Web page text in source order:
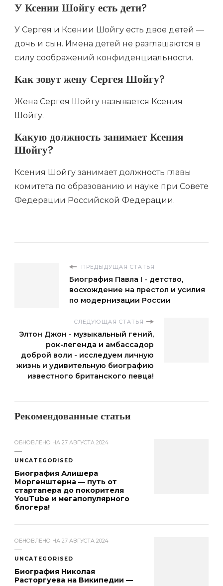
У Ксении Шойгу есть дети?
У Сергея и Ксении Шойгу есть двое детей —
дочь и сын. Имена детей не разглашаются в
силу соображений конфиденциальности.
Как зовут жену Сергея Шойгу?
Жена Сергея Шойгу называется Ксения
Шойгу.
Какую должность занимает Ксения
Шойгу?
Ксения Шойгу занимает должность главы
комитета по образованию и науке при Совете
Федерации Российской Федерации.
ПРЕДЫДУЩАЯ СТАТЬЯ
Биография Павла I - детство,
восхождение на престол и усилия
по модернизации России
СЛЕДУЮЩАЯ СТАТЬЯ
Элтон Джон - музыкальный гений,
рок-легенда и амбассадор
доброй воли - исследуем личную
жизнь и удивительную биографию
известного британского певца!
Рекомендованные статьи
ОБНОВЛЕНО НА 27 АВГУСТА 2024
UNCATEGORISED
Биография Алишера
Моргенштерна — путь от
стартапера до покорителя
YouTube и мегапопулярного
блогера!
ОБНОВЛЕНО НА 27 АВГУСТА 2024
UNCATEGORISED
Биография Николая
Расторгуева на Википедии —